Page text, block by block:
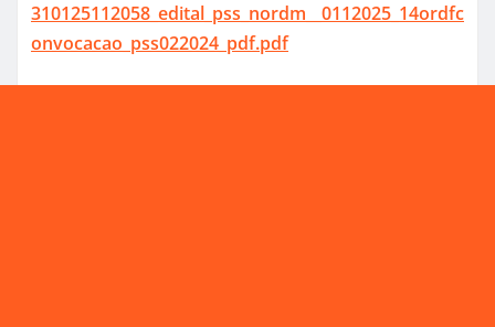
310125112058_edital_pss_nordm__0112025_14ordfc
onvocacao_pss022024_pdf.pdf